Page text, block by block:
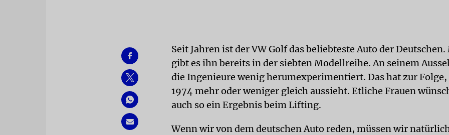
Seit Jahren ist der VW Golf das beliebteste Auto der
gibt es ihn bereits in der siebten Modellreihe. An seinem
die Ingenieure wenig herumexperimentiert. Das hat zur Folge,
1974 mehr oder weniger gleich aussieht. Etliche Frauen
auch so ein Ergebnis beim Lifting.
Wenn wir von dem deutschen Auto reden, müssen wir